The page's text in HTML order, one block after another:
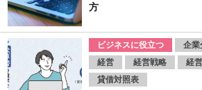
方
ビジネスに役立つ 企業
経営
経営戦略 経
貸借対照表